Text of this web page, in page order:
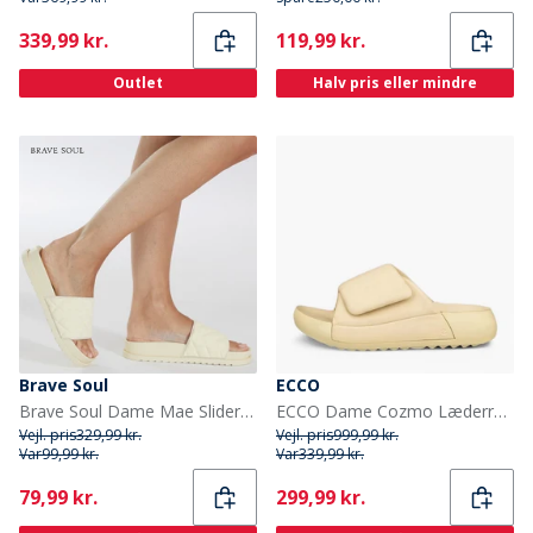
Current
339,99 kr.
Outlet
Current
119,99 kr.
Halv pris eller mindre
Brave Soul
Brave Soul Dame Mae Slider beige
Vejl. pris329,99 kr.
Var99,99 kr.
Current
79,99 kr.
ECCO
ECCO Dame Cozmo Læderrem Sandaler Straw
Vejl. pris999,99 kr.
Var339,99 kr.
Current
299,99 kr.